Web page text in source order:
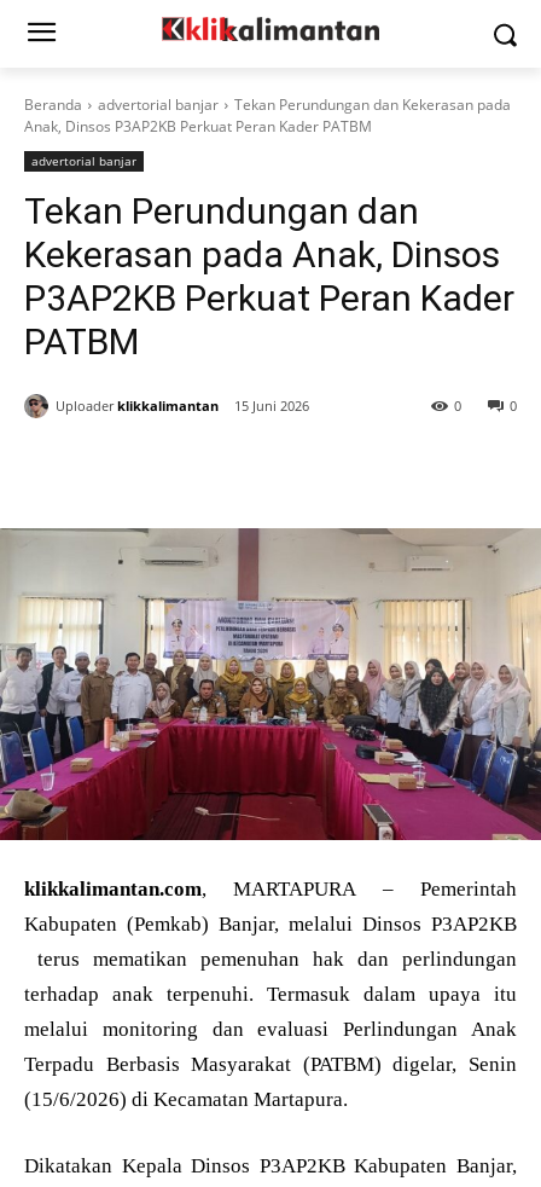
Beranda advertorial banjar
Tekan Perundungan dan Kekerasan pada
Anak, Dinsos P3AP2KB Perkuat Peran Kader PATBM
advertorial banjar
Tekan Perundungan dan
Kekerasan pada Anak, Dinsos
P3AP2KB Perkuat Peran Kader
PATBM
Uploader klikkalimantan 15 Juni 2026 0
0
klikkalimantan.com, MARTAPURA – Pemerintah
Kabupaten (Pemkab) Banjar, melalui Dinsos P3AP2KB
terus mematikan pemenuhan hak dan perlindungan
terhadap anak terpenuhi. Termasuk dalam upaya itu
melalui monitoring dan evaluasi Perlindungan Anak
Terpadu Berbasis Masyarakat (PATBM) digelar, Senin
(15/6/2026) di Kecamatan Martapura.
Dikatakan Kepala Dinsos P3AP2KB Kabupaten Banjar,